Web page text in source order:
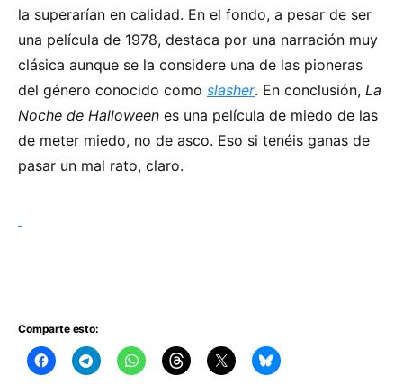
la superarían en calidad. En el fondo, a pesar de ser
una película de 1978, destaca por una narración muy
clásica aunque se la considere una de las pioneras
del género conocido como slasher. En conclusión, La
Noche de Halloween es una película de miedo de las
de meter miedo, no de asco. Eso si tenéis ganas de
pasar un mal rato, claro.
Comparte esto: